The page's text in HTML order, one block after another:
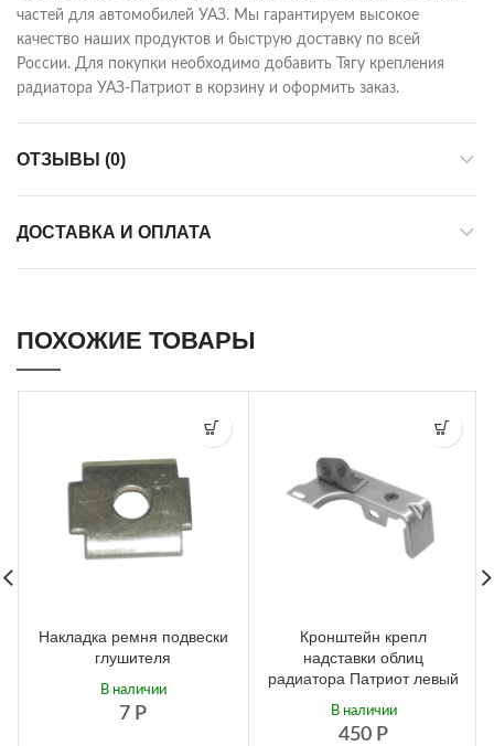
частей для автомобилей УАЗ. Мы гарантируем высокое
качество наших продуктов и быструю доставку по всей
России. Для покупки необходимо добавить Тягу крепления
радиатора УАЗ-Патриот в корзину и оформить заказ.
ОТЗЫВЫ (0)
ДОСТАВКА И ОПЛАТА
ПОХОЖИЕ ТОВАРЫ
Накладка ремня подвески
глушителя
7 Р
В наличии
Кронштейн крепл
надставки облиц
радиатора Патриот левый
450 Р
В наличии